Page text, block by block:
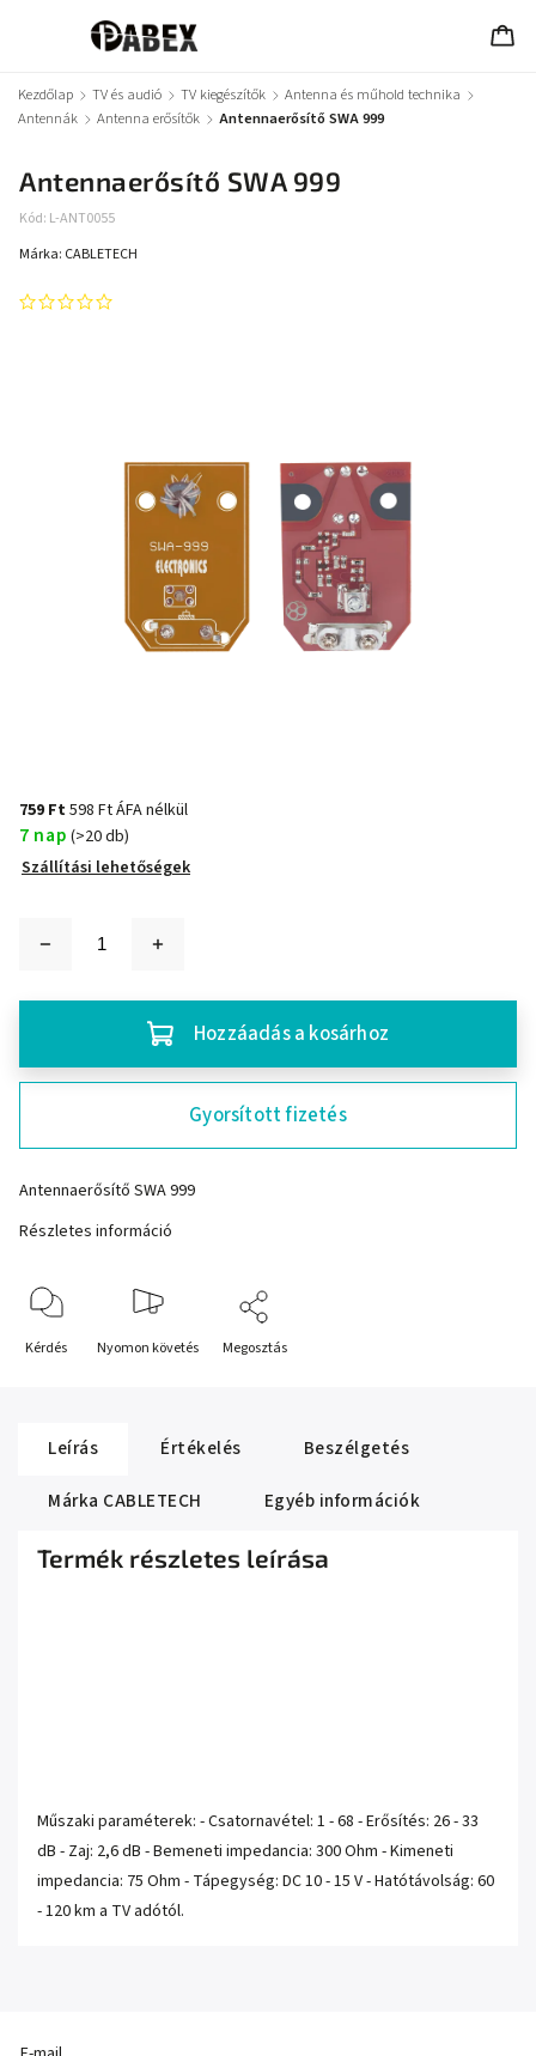
Kezdőlap / TV és audió / TV kiegészítők / Antenna és műhold technika /
Antennák / Antenna erősítők / Antennaerősítő SWA 999
Antennaerősítő SWA 999
Kód: L-ANT0055
Márka: CABLETECH
759 Ft598 Ft ÁFA nélkül
7 nap (>20 db)
Szállítási lehetőségek
Hozzáadás a kosárhoz
Gyorsított fizetés
Antennaerősítő SWA 999
Részletes információ
Kérdés Nyomon követés Megosztás
Leírás Értékelés
Beszélgetés
Márka CABLETECH Egyéb információk
Termék részletes leírása
Műszaki paraméterek: - Csatornavétel: 1 - 68 - Erősítés: 26 - 33
dB - Zaj: 2,6 dB - Bemeneti impedancia: 300 Ohm - Kimeneti
impedancia: 75 Ohm - Tápegység: DC 10 - 15 V - Hatótávolság: 60
- 120 km a TV adótól.